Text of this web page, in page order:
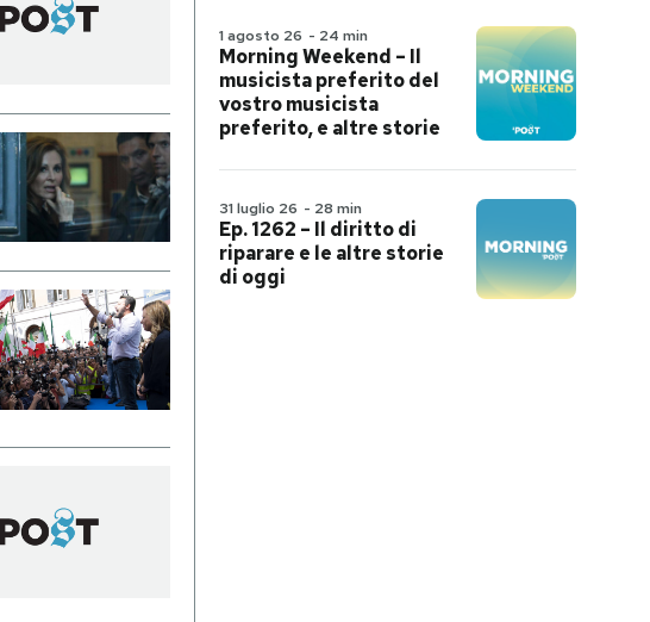
1 agosto 26 - 24 min
Morning Weekend – Il
musicista preferito del
vostro musicista
preferito, e altre storie
31 luglio 26 - 28 min
Ep. 1262 – Il diritto di
riparare e le altre storie
di oggi